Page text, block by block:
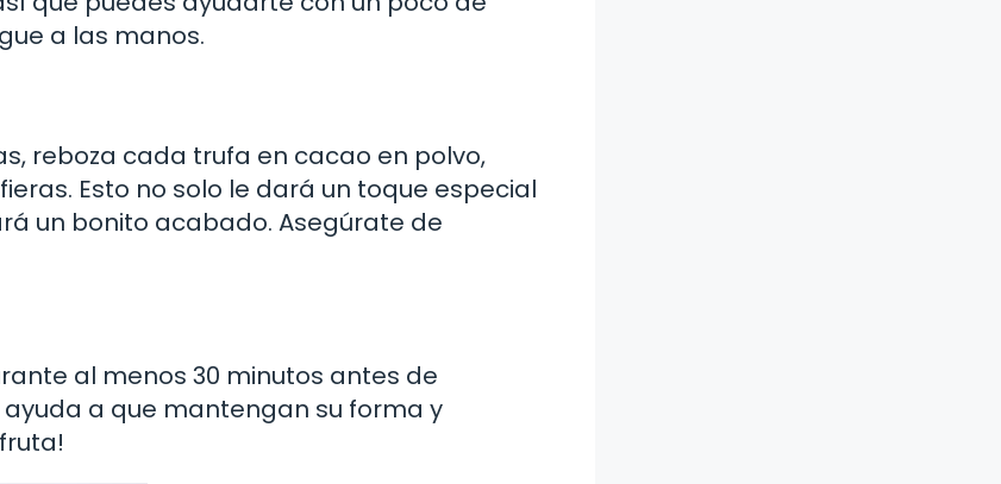
a las manos.
reboza cada trufa en cacao en polvo,
Esto no solo le dará un toque especial
un bonito acabado. Asegúrate de
al menos 30 minutos antes de
a que mantengan su forma y